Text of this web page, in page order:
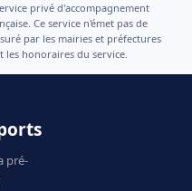
privé d'accompagnement
Ce service n'émet pas de
par les mairies et préfectures
les honoraires du service.
pré-